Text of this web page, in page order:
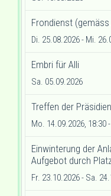
Frondienst
Di. 25.08.2026- Mi.
Embri für Alli
Sa. 05.09.2026
Treffen der
Mo. 14.09.2026, 18:30
Einwinterung der
Aufgebot durch
Fr. 23.10.2026- Sa.